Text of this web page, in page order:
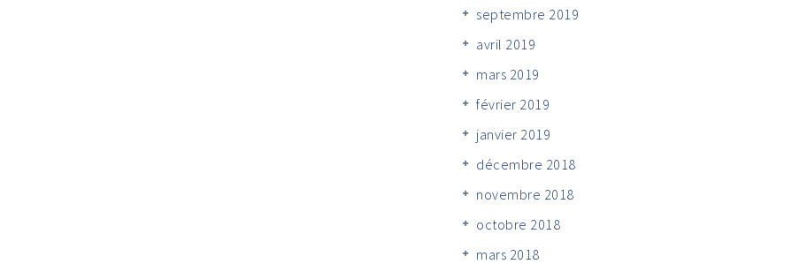
septembre 2019
avril 2019
mars 2019
février 2019
janvier 2019
décembre 2018
novembre 2018
octobre 2018
mars 2018